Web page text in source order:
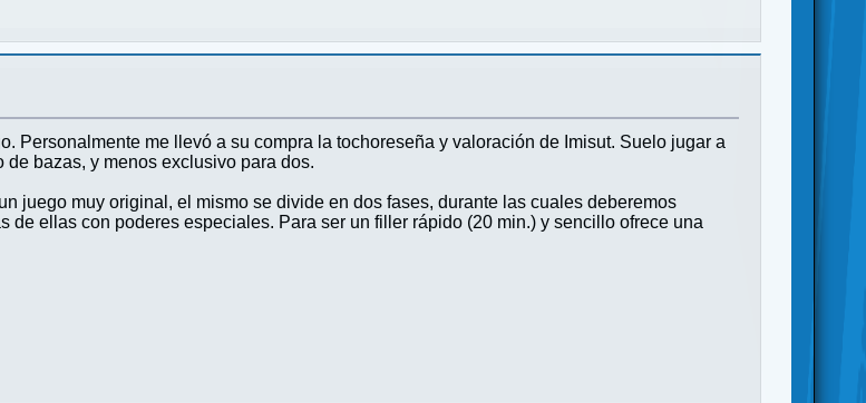
Personalmente me llevó a su compra la tochoreseña y valoración de Imisut. Suelo jugar a
bazas, y menos exclusivo para dos.
juego muy original, el mismo se divide en dos fases, durante las cuales deberemos
de ellas con poderes especiales. Para ser un filler rápido (20 min.) y sencillo ofrece una